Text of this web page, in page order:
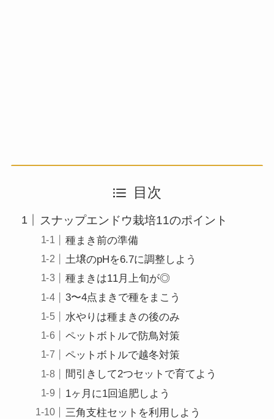
目次
スナップエンドウ栽培11のポイント
種まき前の準備
土壌のpHを6.7に調整しよう
種まきは11月上旬が◎
3〜4点まきで種をまこう
水やりは種まきの後のみ
ペットボトルで防鳥対策
ペットボトルで越冬対策
間引きして2つセットで育てよう
1ヶ月に1回追肥しよう
三角支柱セットを利用しよう